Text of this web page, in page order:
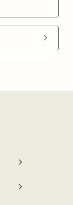
arrow_forward_ios
navigate_next
navigate_next